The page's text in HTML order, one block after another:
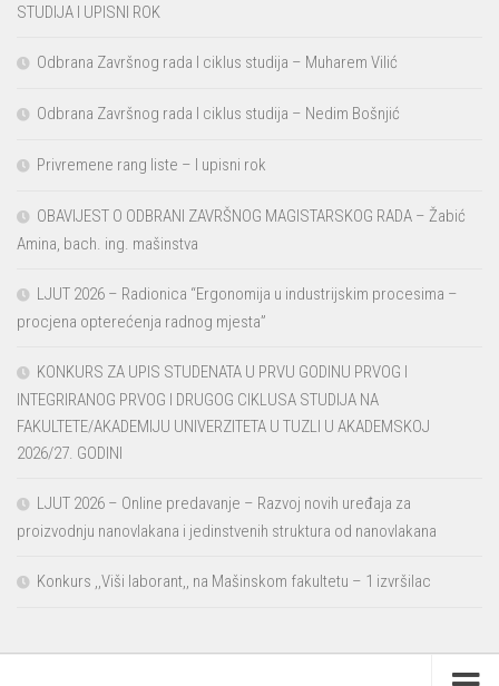
STUDIJA I UPISNI ROK
Odbrana Završnog rada I ciklus studija – Muharem Vilić
Odbrana Završnog rada I ciklus studija – Nedim Bošnjić
Privremene rang liste – I upisni rok
OBAVIJEST O ODBRANI ZAVRŠNOG MAGISTARSKOG RADA – Žabić
Amina, bach. ing. mašinstva
LJUT 2026 – Radionica “Ergonomija u industrijskim procesima –
procjena opterećenja radnog mjesta”
KONKURS ZA UPIS STUDENATA U PRVU GODINU PRVOG I
INTEGRIRANOG PRVOG I DRUGOG CIKLUSA STUDIJA NA
FAKULTETE/AKADEMIJU UNIVERZITETA U TUZLI U AKADEMSKOJ
2026/27. GODINI
LJUT 2026 – Online predavanje – Razvoj novih uređaja za
proizvodnju nanovlakana i jedinstvenih struktura od nanovlakana
Konkurs ,,Viši laborant,, na Mašinskom fakultetu – 1 izvršilac